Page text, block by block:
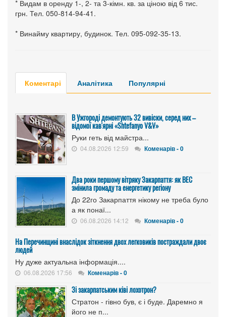
* Видам в оренду 1-, 2- та 3-кімн. кв. за ціною від 6 тис.
грн. Тел. 050-814-94-41.
* Винайму квартиру, будинок. Тел. 095-092-35-13.
Коментарі Аналітика Популярні
В Ужгороді демонтують 32 вивіски, серед них –
відомої кав'ярні «Shtefanyo V&V»
Руки геть від майстра...
04.08.2026 12:59 Коменарів - 0
Два роки першому вітряку Закарпаття: як ВЕС
змінила громаду та енергетику регіону
До 22го Закарпаття нікому не треба було
а як понаї...
06.08.2026 14:12 Коменарів - 0
На Перечинщині внаслідок зіткнення двох легковиків постраждали двоє
людей
Ну дуже актуальна інформація....
06.08.2026 17:56 Коменарів - 0
Зі закарпатським ківі лохотрон?
Стратон - гівно був, є і буде. Даремно я
його не п...